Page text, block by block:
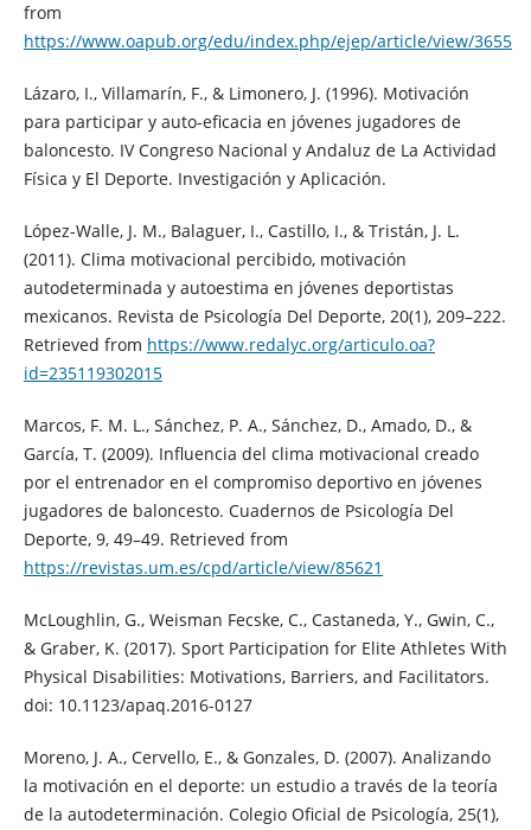
from
https://www.oapub.org/edu/index.php/ejep/article/view/3655
Lázaro, I., Villamarín, F., & Limonero, J. (1996). Motivación
para participar y auto-eficacia en jóvenes jugadores de
baloncesto. IV Congreso Nacional y Andaluz de La Actividad
Física y El Deporte. Investigación y Aplicación.
López-Walle, J. M., Balaguer, I., Castillo, I., & Tristán, J. L.
(2011). Clima motivacional percibido, motivación
autodeterminada y autoestima en jóvenes deportistas
mexicanos. Revista de Psicología Del Deporte, 20(1), 209–222.
Retrieved from https://www.redalyc.org/articulo.oa?
id=235119302015
Marcos, F. M. L., Sánchez, P. A., Sánchez, D., Amado, D., &
García, T. (2009). Influencia del clima motivacional creado
por el entrenador en el compromiso deportivo en jóvenes
jugadores de baloncesto. Cuadernos de Psicología Del
Deporte, 9, 49–49. Retrieved from
https://revistas.um.es/cpd/article/view/85621
McLoughlin, G., Weisman Fecske, C., Castaneda, Y., Gwin, C.,
& Graber, K. (2017). Sport Participation for Elite Athletes With
Physical Disabilities: Motivations, Barriers, and Facilitators.
doi: 10.1123/apaq.2016-0127
Moreno, J. A., Cervello, E., & Gonzales, D. (2007). Analizando
la motivación en el deporte: un estudio a través de la teoría
de la autodeterminación. Colegio Oficial de Psicología, 25(1),